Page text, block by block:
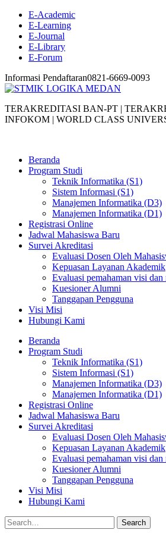
E-Academic
E-Learning
E-Journal
E-Library
E-Forum
Informasi Pendaftaran0821-6669-0093
TERAKREDITASI BAN-PT |
INFOKOM | WORLD CLASS
Beranda
Program Studi
Teknik Informatika (S1)
Sistem Informasi (S1)
Manajemen Informatika (D3)
Manajemen Informatika (D1)
Registrasi Online
Jadwal Mahasiswa Baru
Survei Akreditasi
Evaluasi Dosen Oleh
Kepuasan Layanan Akademik
Evaluasi pemahaman visi dan
Kuesioner Alumni
Tanggapan Pengguna
Visi Misi
Hubungi Kami
Beranda
Program Studi
Teknik Informatika (S1)
Sistem Informasi (S1)
Manajemen Informatika (D3)
Manajemen Informatika (D1)
Registrasi Online
Jadwal Mahasiswa Baru
Survei Akreditasi
Evaluasi Dosen Oleh
Kepuasan Layanan Akademik
Evaluasi pemahaman visi dan
Kuesioner Alumni
Tanggapan Pengguna
Visi Misi
Hubungi Kami